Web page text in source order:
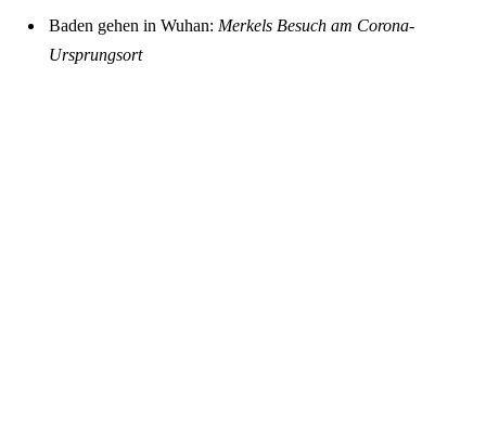
Baden gehen in Wuhan: Merkels Besuch am Corona-
Ursprungsort